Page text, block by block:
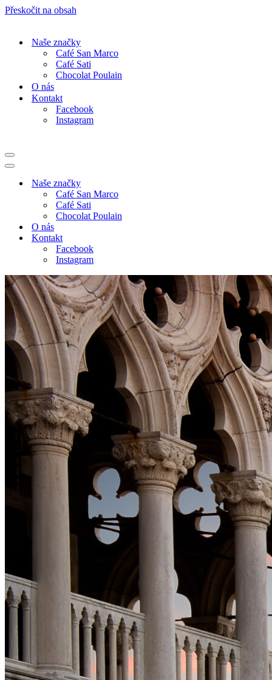
Přeskočit na obsah
Naše značky
Café San Marco
Café Sati
Chocolat Poulain
O nás
Kontakt
Facebook
Instagram
Navigační
menu
Navigační
Naše značky
Café San Marco
Café Sati
Chocolat Poulain
O nás
Kontakt
Facebook
Instagram